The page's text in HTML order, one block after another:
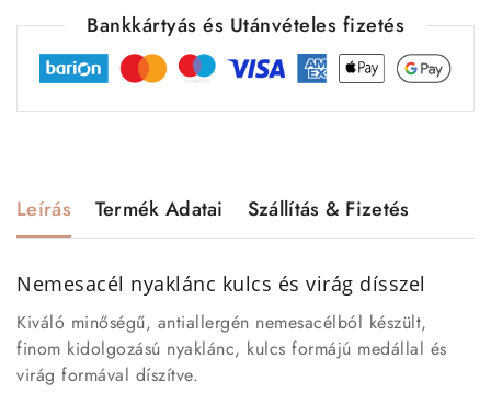
Bankkártyás és Utánvételes fizetés
Leírás Termék Adatai Szállítás & Fizetés
Nemesacél nyaklánc kulcs és virág dísszel
Kiváló minőségű, antiallergén nemesacélból készült,
finom kidolgozású nyaklánc, kulcs formájú medállal és
virág formával díszítve.